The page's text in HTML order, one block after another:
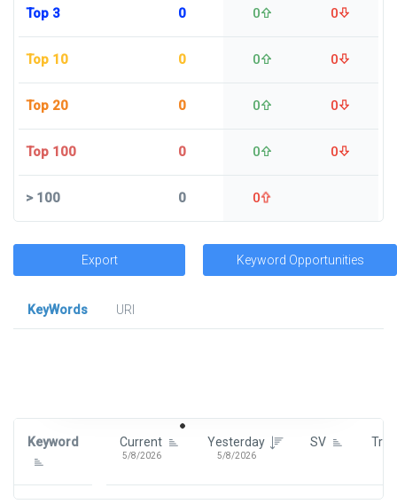
Top 3 0 0 0
Top 10 0 0 0
Top 20 0 0 0
Top 100 0 0 0
>100 0 0
Export Keyword Opportunities
KeyWords
URl
Keyword Current
5/8/2026
Yesterday
5/8/2026
SV